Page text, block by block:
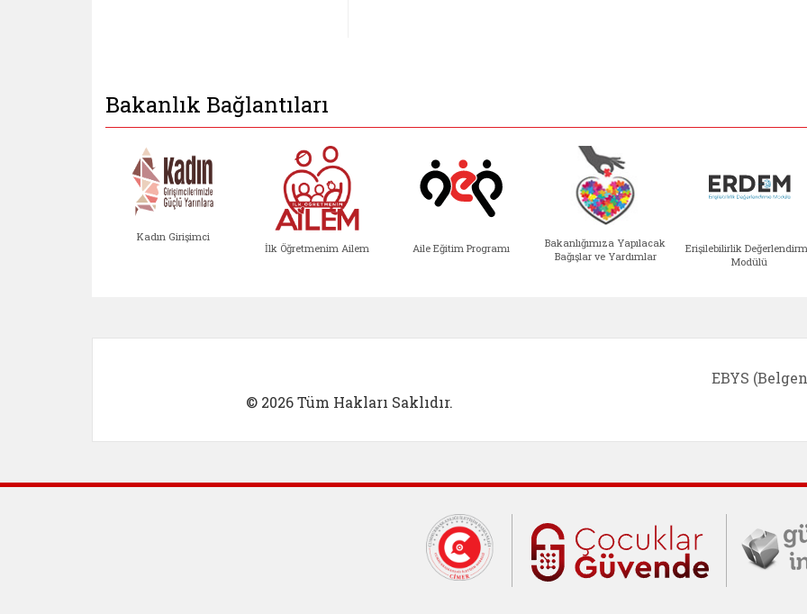
Bakanlık Bağlantıları
Kadın Girişimci
İlk Öğretmenim Ailem Aile Eğitim Programı
Bakanlığımıza Yapılacak
Bağışlar ve Yardımlar
Erişilebilirlik
Modülü
© 2026 Tüm Hakları Saklıdır.
EBYS
Cumhurbaşkanlığı İletişim Merkezi
Çocuklar